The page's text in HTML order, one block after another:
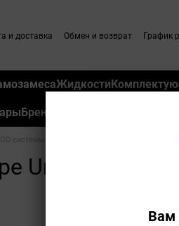
и доставка Обмен и возврат График
Жидкости
Бренды
системы Lost Vape POD система Lost
Ursa Baby 2
Вам